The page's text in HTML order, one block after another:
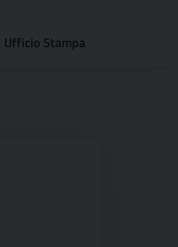
Ufficio Stampa